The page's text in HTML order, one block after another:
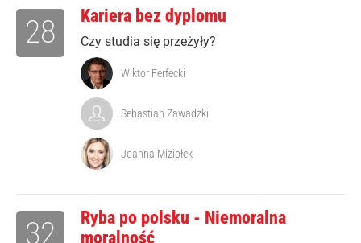
Kariera bez dyplomu
Czy studia się przeżyły?
28
Wiktor Ferfecki
Sebastian Zawadzki
Joanna Miziołek
Ryba po polsku - Niemoralna
moralność
32